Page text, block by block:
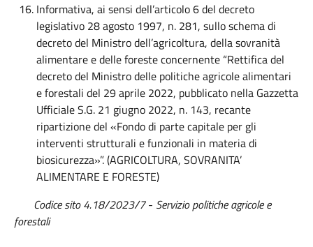
Informativa, ai sensi dell’articolo 6 del decreto
legislativo 28 agosto 1997, n. 281, sullo schema di
decreto del Ministro dell’agricoltura, della sovranità
alimentare e delle foreste concernente “Rettifica del
decreto del Ministro delle politiche agricole alimentari
e forestali del 29 aprile 2022, pubblicato nella Gazzetta
Ufficiale S.G. 21 giugno 2022, n. 143, recante
ripartizione del «Fondo di parte capitale per gli
interventi strutturali e funzionali in materia di
biosicurezza»”. (AGRICOLTURA, SOVRANITA’
ALIMENTARE E FORESTE)
Codice sito 4.18/2023/7- Servizio politiche agricole e
forestali